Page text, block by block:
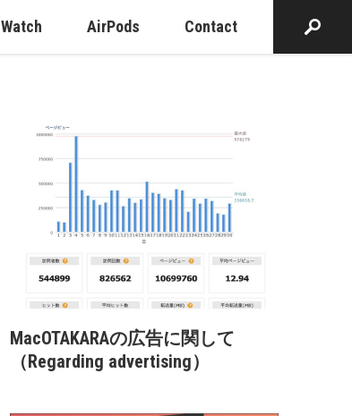
Watch AirPods Contact
MacOTAKARAの広告に関して
（Regarding advertising）